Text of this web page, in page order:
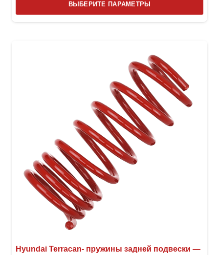
ВЫБЕРИТЕ ПАРАМЕТРЫ
товар
Hyundai Terracan- пружины задней подвески —